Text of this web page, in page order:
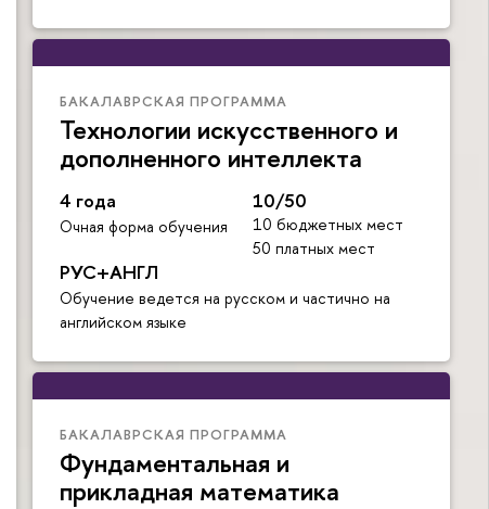
БАКАЛАВРСКАЯ ПРОГРАММА
Технологии искусственного и
дополненного интеллекта
4 года
Очная форма обучения
10/50
10 бюджетных мест
50 платных мест
РУС+АНГЛ
Обучение ведется на русском и частично на
английском языке
БАКАЛАВРСКАЯ ПРОГРАММА
Фундаментальная и
прикладная математика